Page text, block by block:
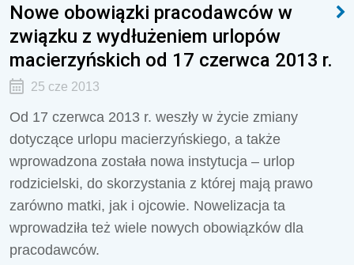
Nowe obowiązki pracodawców w
związku z wydłużeniem urlopów
macierzyńskich od 17 czerwca 2013 r.
25 cze 2013
Od 17 czerwca 2013 r. weszły w życie zmiany
dotyczące urlopu macierzyńskiego, a także
wprowadzona została nowa instytucja – urlop
rodzicielski, do skorzystania z której mają prawo
zarówno matki, jak i ojcowie. Nowelizacja ta
wprowadziła też wiele nowych obowiązków dla
pracodawców.